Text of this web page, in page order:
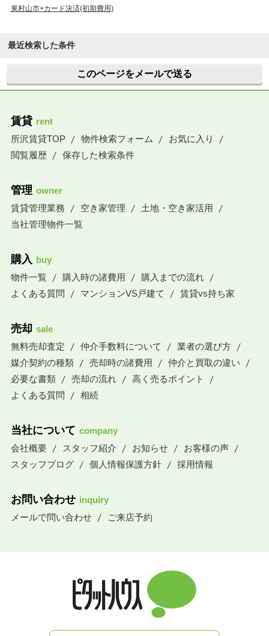
東村山市+カード決済(初期費用)
最近検索した条件
このページをメールで送る
賃貸 rent
所沢賃貸TOP
物件検索フォーム
お気に入り
閲覧履歴
保存した検索条件
管理 owner
賃貸管理業務
空き家管理
土地・空き家活用
当社管理物件一覧
購入 buy
物件一覧
購入時の諸費用
購入までの流れ
よくある質問
マンションVS戸建て 賃貸vs持ち家
売却 sale
無料売却査定
仲介手数料について
業者の選び方
媒介契約の種類
売却時の諸費用
仲介と買取の違い
必要な書類
売却の流れ
高く売るポイント
よくある質問
相続
当社について company
会社概要
スタッフ紹介 お知らせ
お客様の声
スタッフブログ
個人情報保護方針 採用情報
お問い合わせ inquiry
メールで問い合わせ
ご来店予約